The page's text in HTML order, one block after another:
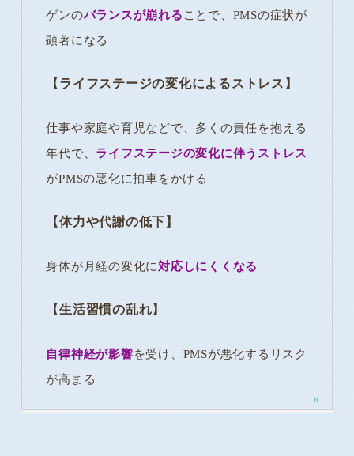
ゲンのバランスが崩れる ことで、PMSの症状が
顕著になる
【ライフステージの変化によるストレス】
仕事や家庭や育児などで、多くの責任を抱える
年代で、 ライフステージの変化に伴うストレス
がPMSの悪化に拍車をかける
【体力や代謝の低下】
身体が月経の変化に対応しにくくなる
【生活習慣の乱れ】
自律神経が影響を受け、PMSが悪化するリスク
が高まる